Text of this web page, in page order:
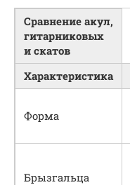
Сравнение акул,
гитарниковых
и скатов
Характеристика
Форма
Брызгальца